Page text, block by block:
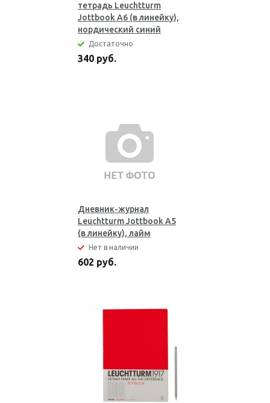
тетрадь Leuchtturm
Jottbook А6 (в линейку),
нордический синий
Достаточно
340 руб.
Дневник-журнал
Leuchtturm Jottbook А5
(в линейку), лайм
Нет в наличии
602 руб.